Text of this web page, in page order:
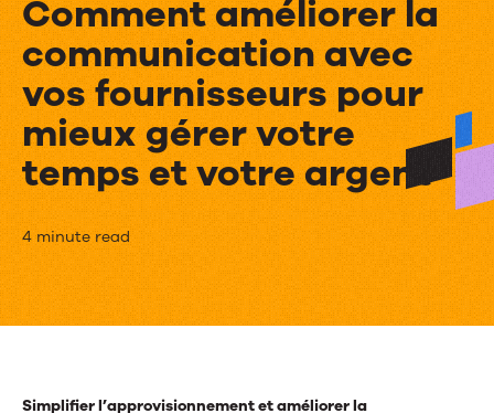
Comment améliorer la
communication avec
vos fournisseurs pour
mieux gérer votre
temps et votre argent
Comment
améliorer
la
4 minute read
Simplifier l’approvisionnement et améliorer la